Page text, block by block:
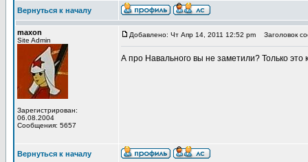
Вернуться к началу
maxon
Site Admin
Зарегистрирован:
06.08.2004
Сообщения: 5657
Добавлено: Чт Апр 14, 2011 12:52 pm Заголовок
А про Навального вы не заметили? Только
Вернуться к началу